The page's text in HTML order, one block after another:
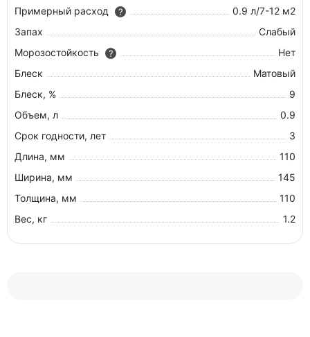
Примерный расход
?
0.9 л/7-12 м2
Запах
Слабый
Морозостойкость
?
Нет
Блеск
Матовый
Блеск, %
9
Объем, л
0.9
Срок годности, лет
3
Длина, мм
110
Ширина, мм
145
Толщина, мм
110
Вес, кг
1.2